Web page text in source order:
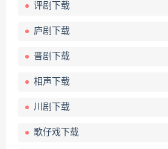
评剧下载
庐剧下载
晋剧下载
相声下载
川剧下载
歌仔戏下载